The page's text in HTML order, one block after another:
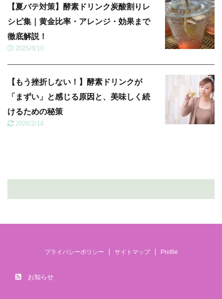
【夏バテ対策】酵素ドリンク炭酸割りレ
シピ集｜黄金比率・アレンジ・効果まで
徹底解説！
2025/8/10
【もう挫折しない！】酵素ドリンクが
「まずい」と感じる原因と、美味しく続
けるための秘策
2026/2/14
プライバシーポリシー サイトマップ Profile
お知らせ